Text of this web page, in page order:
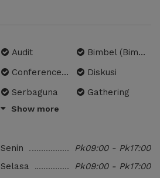
gratis WiFi, air mineral, dan papan
tulis. Cocok untuk: Ruang Diskusi,
Tempat Konsultasi, Meeting
perusahaan, Tempat Negosiasi,
Audit
Bimbel (Bimbingan Belajar)
Conference Call
Diskusi
Serbaguna
Gathering
Interview
Negosiasi
Pemutaran Film
Shooting
Presentasi
Show more
Senin
Pk09:00 - Pk17:00
Selasa
Pk09:00 - Pk17:00